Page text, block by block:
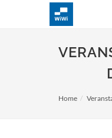
Home